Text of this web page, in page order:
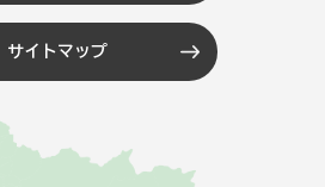
サイトマップ